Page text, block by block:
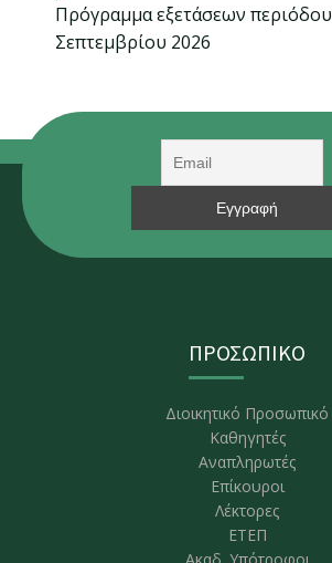
Πρόγραμμα εξετάσεων περιόδου
Σεπτεμβρίου 2026
ΠΡΟΣΩΠΙΚΟ
Διοικητικό Προσωπικό
Καθηγητές
Αναπληρωτές
Επίκουροι
Λέκτορες
ΕΤΕΠ
Ακαδ. Υπότροφοι